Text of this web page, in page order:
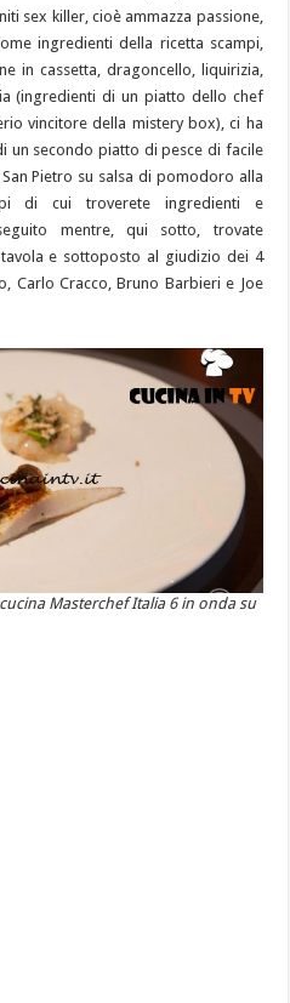
sex killer, cioè ammazza passione,
ingredienti della ricetta scampi,
in cassetta, dragoncello, liquirizia,
(ingredienti di un piatto dello chef
vincitore della mistery box), ci ha
un secondo piatto di pesce di facile
Pietro su salsa di pomodoro alla
di cui troverete ingredienti e
mentre, qui sotto, trovate
e sottoposto al giudizio dei 4
Carlo Cracco, Bruno Barbieri e Joe
Masterchef Italia 6 in onda su